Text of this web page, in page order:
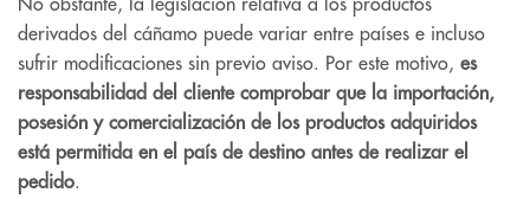
derivados del cáñamo puede variar entre países e incluso
sufrir modificaciones sin previo aviso. Por este motivo, es
responsabilidad del cliente comprobar que la importación,
posesión y comercialización de los productos adquiridos
está permitida en el país de destino antes de realizar el
pedido.